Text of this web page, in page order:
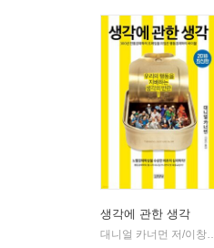
생각에 관한 생각